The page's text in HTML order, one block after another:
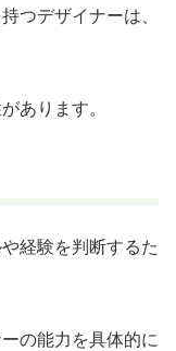
つデザイナーは、
あります。
経験を判断するた
の能力を具体的に